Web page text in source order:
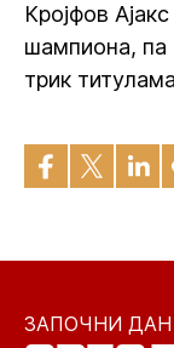
Кројфов
шампиона, па
трик
ЗАПОЧНИ ДАН